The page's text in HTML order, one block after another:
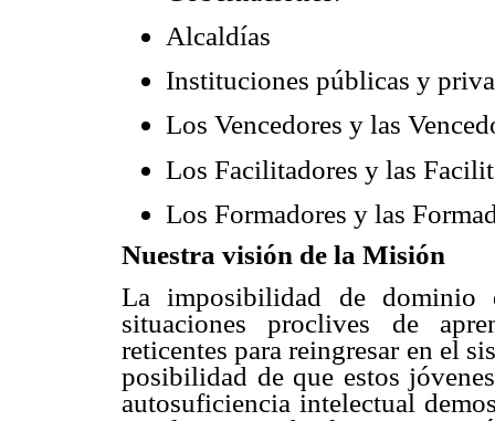
Alcaldías
Instituciones públicas y
Los Vencedores y las
Los Facilitadores y las
Los Formadores y las
Nuestra visión de la Misión
La imposibilidad de
situaciones proclives de
reticentes para reingresar en el
posibilidad de que estos
autosuficiencia intelectual